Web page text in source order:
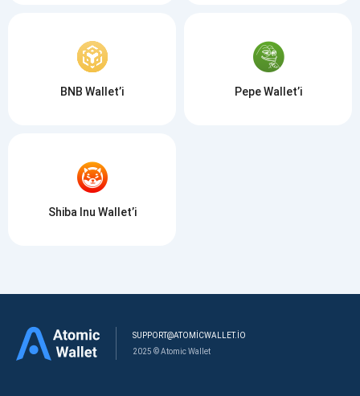
BNB Wallet’i Pepe Wallet’i
Shiba Inu Wallet’i
SUPPORT@ATOMICWALLET.IO
2025 © Atomic Wallet